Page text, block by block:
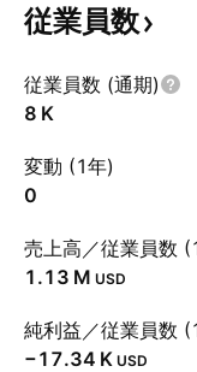
従業員数
従業員数 (通期)
‪8 K‬
変動 (1年)
0
売上高／従業員数
‪1.13 M‬ USD
純利益／従業員数
‪−17.34 K‬ USD